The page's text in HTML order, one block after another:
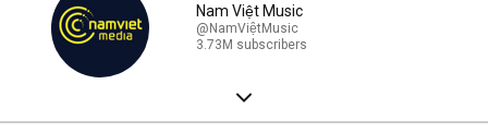
Nam Việt Music
@NamViệtMusic
3.73M subscribers